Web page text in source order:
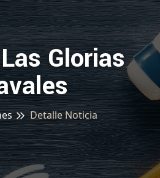
Glorias
Detalle Noticia